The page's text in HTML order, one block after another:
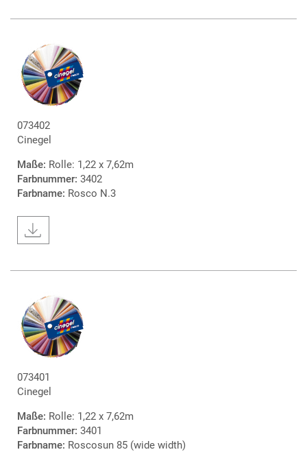
073402
Cinegel
Maße: Rolle: 1,22 x 7,62m
Farbnummer: 3402
Farbname: Rosco N.3
073401
Cinegel
Maße: Rolle: 1,22 x 7,62m
Farbnummer: 3401
Farbname: Roscosun 85 (wide width)